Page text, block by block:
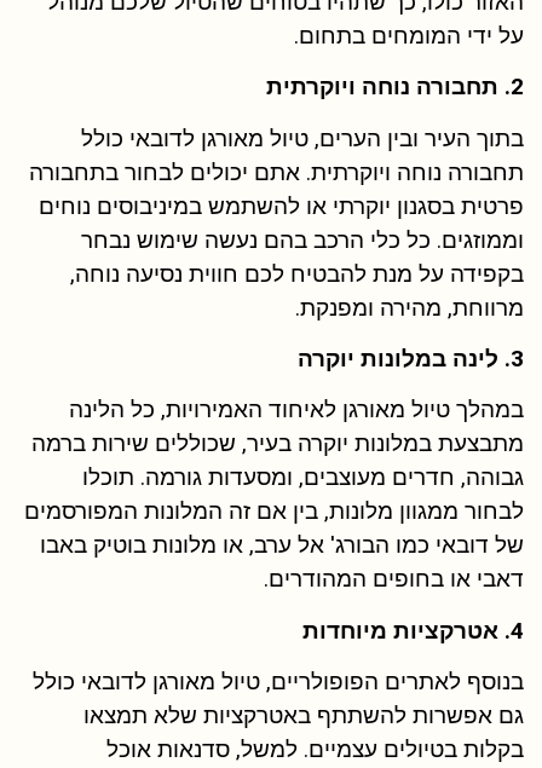
על ידי המומחים בתחום.
2. תחבורה נוחה ויוקרתית
בתוך העיר ובין הערים, טיול מאורגן לדובאי כולל
תחבורה נוחה ויוקרתית. אתם יכולים לבחור בתחבורה
פרטית בסגנון יוקרתי או להשתמש במיניבוסים נוחים
וממוזגים. כל כלי הרכב בהם נעשה שימוש נבחר
בקפידה על מנת להבטיח לכם חווית נסיעה נוחה,
מרווחת, מהירה ומפנקת.
3. לינה במלונות יוקרה
במהלך טיול מאורגן לאיחוד האמירויות, כל הלינה
מתבצעת במלונות יוקרה בעיר, שכוללים שירות ברמה
גבוהה, חדרים מעוצבים, ומסעדות גורמה. תוכלו
לבחור ממגוון מלונות, בין אם זה המלונות המפורסמים
של דובאי כמו הבורג' אל ערב, או מלונות בוטיק באבו
דאבי או בחופים המהודרים.
4. אטרקציות מיוחדות
בנוסף לאתרים הפופולריים, טיול מאורגן לדובאי כולל
גם אפשרות להשתתף באטרקציות שלא תמצאו
בקלות בטיולים עצמיים. למשל, סדנאות אוכל